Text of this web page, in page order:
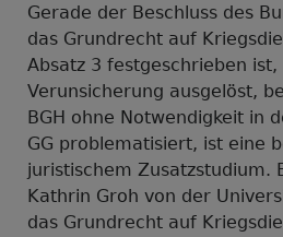
Gerade der Beschluss des
das Grundrecht auf
Absatz 3 festgeschrieben
Verunsicherung ausgelöst,
BGH ohne Notwendigkeit in
GG problematisiert, ist eine
juristischem Zusatzstudium.
Kathrin Groh von der
das Grundrecht auf